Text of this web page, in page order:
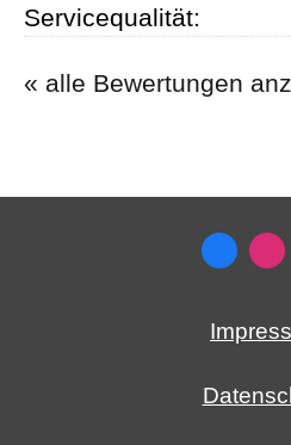
Servicequalität:
« alle Bewertungen